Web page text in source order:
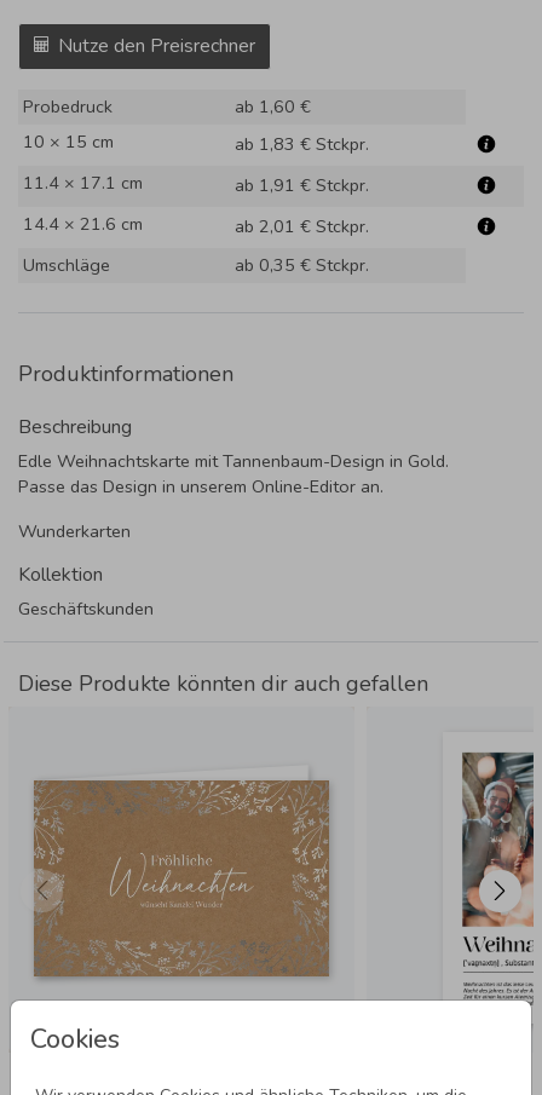
Cookies
Nutze den Preisrechner
Probedruck
ab 1,60 €
10 × 15 cm
ab 1,83 € Stckpr.
11.4 × 17.1 cm
ab 1,91 € Stckpr.
14.4 × 21.6 cm
ab 2,01 € Stckpr.
Umschläge
ab 0,35 € Stckpr.
Produktinformationen
Beschreibung
Edle Weihnachtskarte mit Tannenbaum-Design in Gold.
Passe das Design in unserem Online-Editor an.
Wunderkarten
Kollektion
Geschäftskunden
Diese Produkte könnten dir auch gefallen